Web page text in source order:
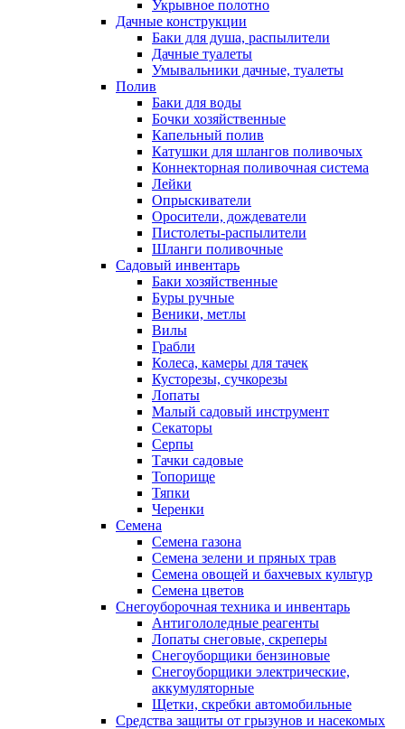
Укрывное полотно
Дачные конструкции
Баки для душа, распылители
Дачные туалеты
Умывальники дачные, туалеты
Полив
Баки для воды
Бочки хозяйственные
Капельный полив
Катушки для шлангов поливочых
Коннекторная поливочная система
Лейки
Опрыскиватели
Оросители, дождеватели
Пистолеты-распылители
Шланги поливочные
Садовый инвентарь
Баки хозяйственные
Буры ручные
Веники, метлы
Вилы
Грабли
Колеса, камеры для тачек
Кусторезы, сучкорезы
Лопаты
Малый садовый инструмент
Секаторы
Серпы
Тачки садовые
Топорище
Тяпки
Черенки
Семена
Семена газона
Семена зелени и пряных трав
Семена овощей и бахчевых культур
Семена цветов
Снегоуборочная техника и инвентарь
Антигололедные реагенты
Лопаты снеговые, скреперы
Снегоуборщики бензиновые
Снегоуборщики электрические,
аккумуляторные
Щетки, скребки автомобильные
Средства защиты от грызунов и насекомых